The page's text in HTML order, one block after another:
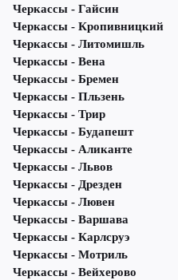
Черкассы - Гайсин
Черкассы - Кропивницкий
Черкассы - Литомишль
Черкассы - Вена
Черкассы - Бремен
Черкассы - Пльзень
Черкассы - Трир
Черкассы - Будапешт
Черкассы - Аликанте
Черкассы - Львов
Черкассы - Дрезден
Черкассы - Лювен
Черкассы - Варшава
Черкассы - Карлсруэ
Черкассы - Мотриль
Черкассы - Вейхерово